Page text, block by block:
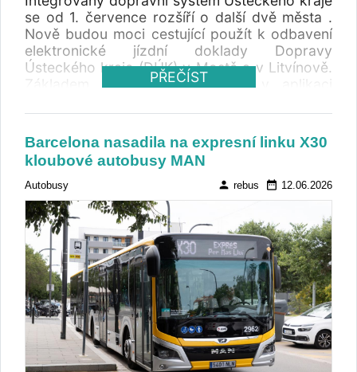
se od 1. července rozšíří o další dvě města .
Nově budou moci cestující použít k odbavení
elektronické jízdní doklady Dopravy
Ústeckého kraje (DÚK) v Mostě a v Litvínově.
Základem bude časové jízdné v aplikaci
kartou nebo hotovostí. Vše bez zásahu řidiče.
Původní zařízení ve vozidlech nahradí
dotykové samoobslužné terminály. Future
technologies finišuje s posledními přípravami.
PŘEČÍST
Barcelona nasadila na expresní linku X30
kloubové autobusy MAN
Autobusy person rebus date_range 12.06.2026